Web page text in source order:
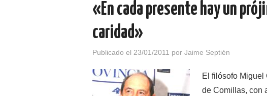
«En cada presente hay un
caridad»
Publicado el 23/01/2011 por Jaime Septién
El filósofo Miguel
de Comillas, con